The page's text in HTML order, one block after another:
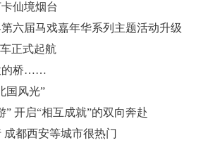
仙境烟台
六届马戏嘉年华系列主题活动升级
正式起航
的桥……
国风光”
” 开启“相互成就”的双向奔赴
成都西安等城市很热门